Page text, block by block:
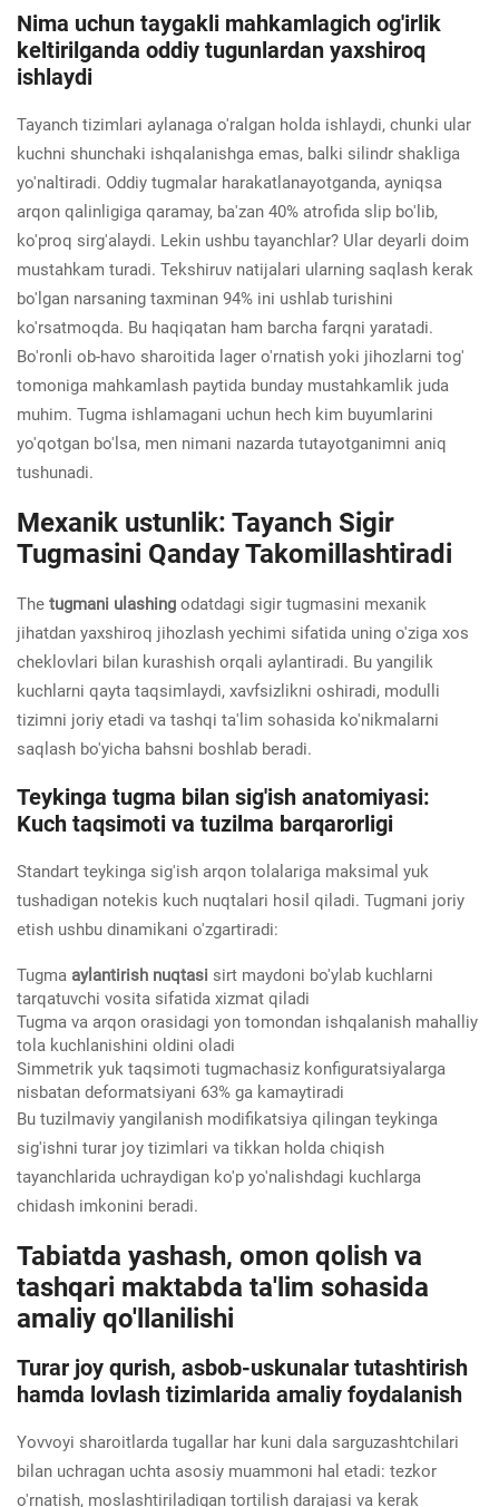
Nima uchun taygakli mahkamlagich og'irlik
keltirilganda oddiy tugunlardan yaxshiroq
ishlaydi
Tayanch tizimlari aylanaga o'ralgan holda ishlaydi, chunki ular
kuchni shunchaki ishqalanishga emas, balki silindr shakliga
yo'naltiradi. Oddiy tugmalar harakatlanayotganda, ayniqsa
arqon qalinligiga qaramay, ba'zan 40% atrofida slip bo'lib,
ko'proq sirg'alaydi. Lekin ushbu tayanchlar? Ular deyarli doim
mustahkam turadi. Tekshiruv natijalari ularning saqlash kerak
bo'lgan narsaning taxminan 94% ini ushlab turishini
ko'rsatmoqda. Bu haqiqatan ham barcha farqni yaratadi.
Bo'ronli ob-havo sharoitida lager o'rnatish yoki jihozlarni tog'
tomoniga mahkamlash paytida bunday mustahkamlik juda
muhim. Tugma ishlamagani uchun hech kim buyumlarini
yo'qotgan bo'lsa, men nimani nazarda tutayotganimni aniq
tushunadi.
Mexanik ustunlik: Tayanch Sigir
Tugmasini Qanday Takomillashtiradi
The tugmani ulashing odatdagi sigir tugmasini mexanik
jihatdan yaxshiroq jihozlash yechimi sifatida uning o'ziga xos
cheklovlari bilan kurashish orqali aylantiradi. Bu yangilik
kuchlarni qayta taqsimlaydi, xavfsizlikni oshiradi, modulli
tizimni joriy etadi va tashqi ta'lim sohasida ko'nikmalarni
saqlash bo'yicha bahsni boshlab beradi.
Teykinga tugma bilan sig'ish anatomiyasi:
Kuch taqsimoti va tuzilma barqarorligi
Standart teykinga sig'ish arqon tolalariga maksimal yuk
tushadigan notekis kuch nuqtalari hosil qiladi. Tugmani joriy
etish ushbu dinamikani o'zgartiradi:
Tugma aylantirish nuqtasi sirt maydoni bo'ylab kuchlarni
tarqatuvchi vosita sifatida xizmat qiladi
Tugma va arqon orasidagi yon tomondan ishqalanish mahalliy
tola kuchlanishini oldini oladi
Simmetrik yuk taqsimoti tugmachasiz konfiguratsiyalarga
nisbatan deformatsiyani 63% ga kamaytiradi
Bu tuzilmaviy yangilanish modifikatsiya qilingan teykinga
sig'ishni turar joy tizimlari va tikkan holda chiqish
tayanchlarida uchraydigan ko'p yo'nalishdagi kuchlarga
chidash imkonini beradi.
Tabiatda yashash, omon qolish va
tashqari maktabda ta'lim sohasida
amaliy qo'llanilishi
Turar joy qurish, asbob-uskunalar tutashtirish
hamda lovlash tizimlarida amaliy foydalanish
Yovvoyi sharoitlarda tugallar har kuni dala sarguzashtchilari
bilan uchragan uchta asosiy muammoni hal etadi: tezkor
o'rnatish, moslashtiriladigan tortilish darajasi va kerak